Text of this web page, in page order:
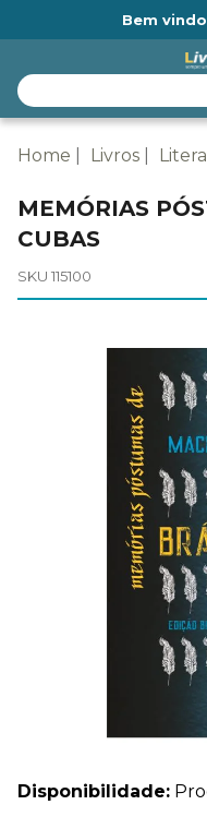
Bem
Home Livros
MEMÓRIAS
CUBAS
SKU 115100
Disponibilidade: